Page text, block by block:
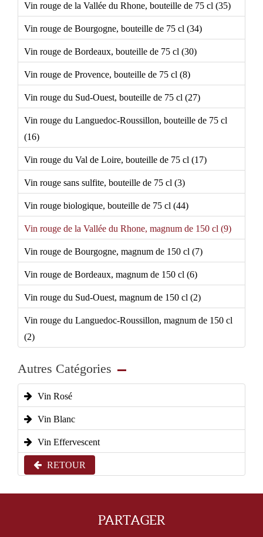
Vin rouge de la Vallée du Rhone, bouteille de 75 cl (35)
Vin rouge de Bourgogne, bouteille de 75 cl (34)
Vin rouge de Bordeaux, bouteille de 75 cl (30)
Vin rouge de Provence, bouteille de 75 cl (8)
Vin rouge du Sud-Ouest, bouteille de 75 cl (27)
Vin rouge du Languedoc-Roussillon, bouteille de 75 cl
(16)
Vin rouge du Val de Loire, bouteille de 75 cl (17)
Vin rouge sans sulfite, bouteille de 75 cl (3)
Vin rouge biologique, bouteille de 75 cl (44)
Vin rouge de la Vallée du Rhone, magnum de 150 cl (9)
Vin rouge de Bourgogne, magnum de 150 cl (7)
Vin rouge de Bordeaux, magnum de 150 cl (6)
Vin rouge du Sud-Ouest, magnum de 150 cl (2)
Vin rouge du Languedoc-Roussillon, magnum de 150 cl
(2)
Autres Catégories
Vin Rosé
Vin Blanc
Vin Effervescent
RETOUR
PARTAGER